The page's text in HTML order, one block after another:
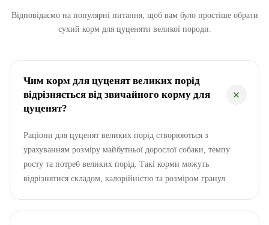
Відповідаємо на популярні питання, щоб вам було простіше обрати
сухий корм для цуценяти великої породи.
Чим корм для цуценят великих порід
відрізняється від звичайного корму для
цуценят?
Раціони для цуценят великих порід створюються з
урахуванням розміру майбутньої дорослої собаки, темпу
росту та потреб великих порід. Такі корми можуть
відрізнятися складом, калорійністю та розміром гранул.